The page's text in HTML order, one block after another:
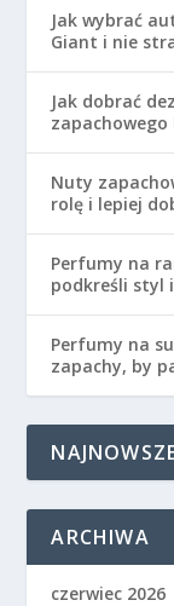
Jak wybrać
Giant i nie
Jak dobrać
Nuty
rolę i lepiej
Perfumy na
podkreśli styl
Perfumy na
zapachy, by
ARCHIWA
czerwiec 2026